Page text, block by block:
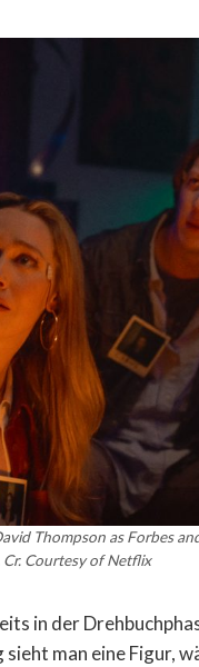
Thompson as Forbes
Cr. Courtesy of Netflix
in der
man eine Figur,